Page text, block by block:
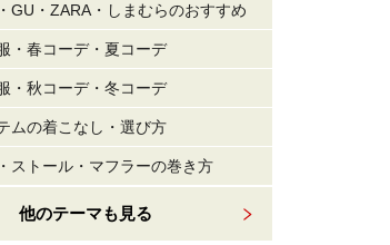
GU・ZARA・しまむらのおすすめ
・春コーデ・夏コーデ
・秋コーデ・冬コーデ
ムの着こなし・選び方
ストール・マフラーの巻き方
他のテーマも見る